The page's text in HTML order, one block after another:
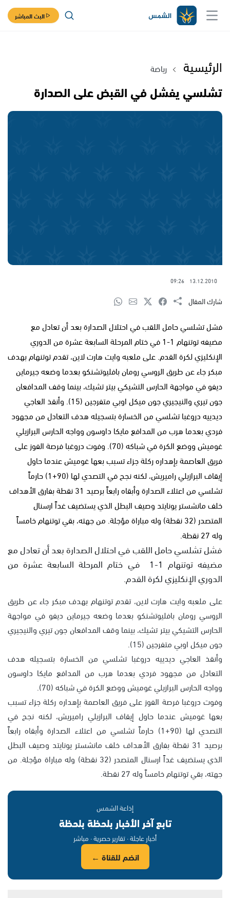
البث المباشر
الرئيسية رياضة
تشلسي يفشل في القبض على الصدارة
13.12.2010
09:26
شارك المقال
فشل تشلسي حامل اللقب في احتلال الصدارة بعد أن تعادل مع
مضيفه توتنهام 1-1 في ختام المرحلة السابعة عشرة من الدوري
الإنكليزي لكرة القدم. على ملعبه وايت هارت لاين، تقدم توتنهام بهدف
مبكر جاء عن طريق الروسي رومان بافليوتشنكو بعدما وضعه جيرماين
ديفو في مواجهة الحارس التشيكي بيتر تشيك، بينما وقف المدافعان
جون تيري والنيجيري جون ميكل اوبي متفرجين (15). وأنقذ العاجي
ديدييه دروغبا تشلسي من الخسارة بتسجيله هدف التعادل من مجهود
فردي بعدما هرب من المدافع مايكا داوسون وواجه الحارس البرازيلي
غوميش ووضع الكرة في شباكه (70). وفوت دروغبا فرصة الفوز على
فريق العاصمة بإهداره ركلة جزاء تسبب بعها غوميش عندما حاول
إيقاف البرازيلي راميريش، لكنه نجح في التصدي لها (90+1) حارماً
تشلسي من اعتلاء الصدارة وأبقاه رابعاً برصيد 31 نقطة بفارق الأهداف
خلف مانشستر يونايتد وصيف البطل الذي يستضيف غداً ارسنال
المتصدر (32 نقطة) وله مباراة مؤجلة. من جهته، بقي توتنهام خامساً
وله 27 نقطة.
فشل تشلسي حامل اللقب في احتلال الصدارة بعد أن تعادل مع
مضيفه توتنهام 1-1 في ختام المرحلة السابعة عشرة من
الدوري الإنكليزي لكرة القدم.
على ملعبه وايت هارت لاين، تقدم توتنهام بهدف مبكر جاء عن طريق
الروسي رومان بافليوتشنكو بعدما وضعه جيرماين ديفو في مواجهة
الحارس التشيكي بيتر تشيك، بينما وقف المدافعان جون تيري والنيجيري
جون ميكل اوبي متفرجين (15).
وأنقذ العاجي ديدييه دروغبا تشلسي من الخسارة بتسجيله هدف
التعادل من مجهود فردي بعدما هرب من المدافع مايكا داوسون
وواجه الحارس البرازيلي غوميش ووضع الكرة في شباكه (70).
وفوت دروغبا فرصة الفوز على فريق العاصمة بإهداره ركلة جزاء تسبب
بعها غوميش عندما حاول إيقاف البرازيلي راميريش، لكنه نجح في
التصدي لها (90+1) حارماً تشلسي من اعتلاء الصدارة وأبقاه رابعاً
برصيد 31 نقطة بفارق الأهداف خلف مانشستر يونايتد وصيف البطل
الذي يستضيف غداً ارسنال المتصدر (32 نقطة) وله مباراة مؤجلة. من
جهته، بقي توتنهام خامساً وله 27 نقطة.
إذاعة الشمس
تابع آخر الأخبار بلحظة بلحظة
أخبار عاجلة · تقارير حصرية · مباشر
انضم للقناة ←